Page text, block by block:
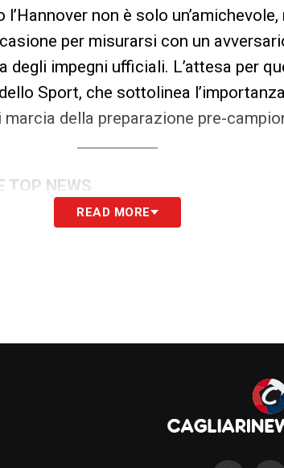
non è solo
per misurarsi con un
degli impegni ufficiali. L’attesa per
Sport, che sottolinea
della preparazione pre-
TOP NEWS
READ MORE